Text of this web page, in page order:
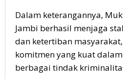
Dalam keterangannya,
Jambi berhasil menjaga
dan ketertiban
komitmen yang kuat
berbagai tindak